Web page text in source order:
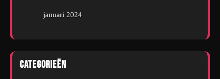
januari 2024
Categorieën